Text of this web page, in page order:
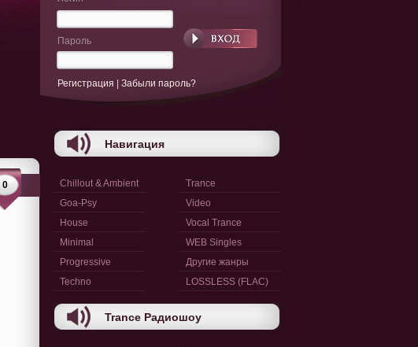
0
Пароль
Регистрация Забыли пароль?
Навигация
Chillout & Ambient
Goa-Psy
House
Minimal
Progressive
Techno
Trance
Video
Vocal Trance
WEB Singles
Другие жанры
LOSSLESS (FLAC)
Trance Радиошоу